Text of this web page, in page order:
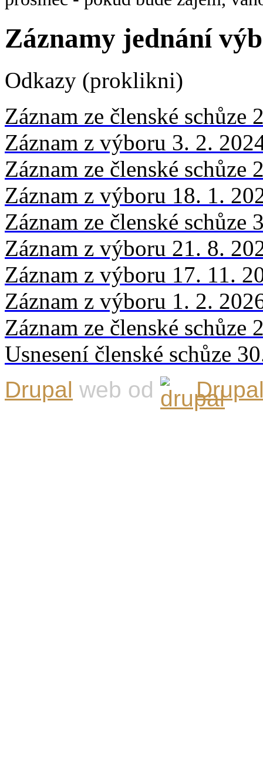
Záznamy jednání
Odkazy (proklikni)
Záznam ze členské schůze
Záznam z výboru 3. 2.
Záznam ze členské schůze
Záznam z výboru 18. 1.
Záznam ze členské schůze
Záznam z výboru 21. 8.
Záznam z výboru 17. 11.
Záznam z výboru 1. 2.
Záznam ze členské schůze
Usnesení členské schůze
Drupal web od